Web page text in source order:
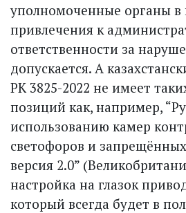
уполномоченные органы в
привлечения к
ответственности за
допускается. А
РК 3825-2022 не имеет
позиций как, например,
использованию камер
светофоров и
версия 2.0”
настройка на глазок
который всегда будет в